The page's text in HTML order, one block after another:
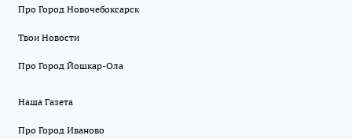
Про Город Новочебоксарск
Твои Новости
Про Город Йошкар-Ола
Наша Газета
Про Город Иваново